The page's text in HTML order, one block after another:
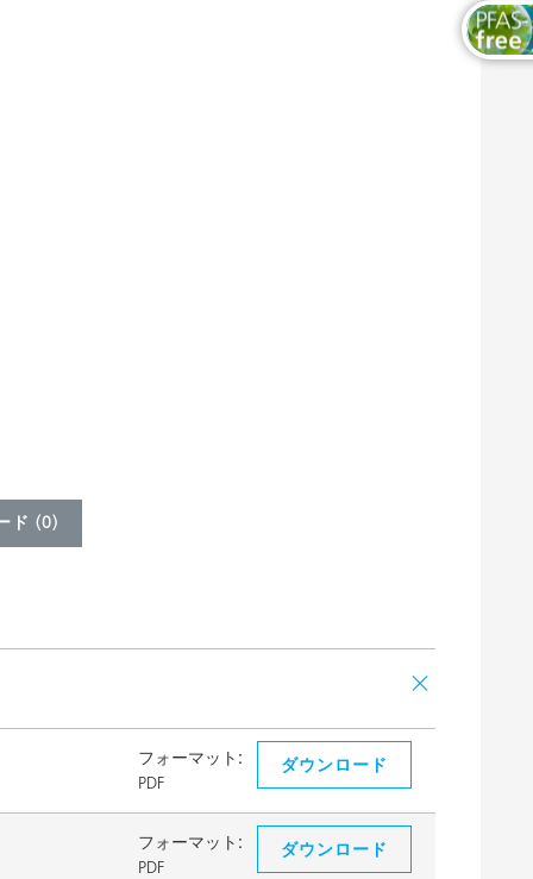
ド (0)
フォーマット:
PDF
ダウンロード
フォーマット:
PDF
ダウンロード